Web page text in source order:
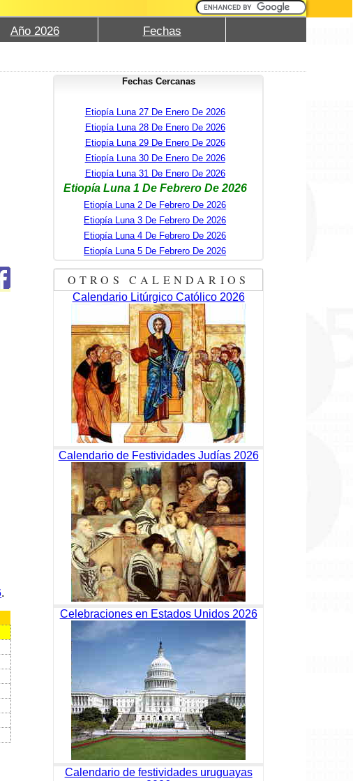
Año 2026 Fechas
.
Fechas Cercanas
Etiopía Luna 27 De Enero De 2026
Etiopía Luna 28 De Enero De 2026
Etiopía Luna 29 De Enero De 2026
Etiopía Luna 30 De Enero De 2026
Etiopía Luna 31 De Enero De 2026
Etiopía Luna 1 De Febrero De 2026
Etiopía Luna 2 De Febrero De 2026
Etiopía Luna 3 De Febrero De 2026
Etiopía Luna 4 De Febrero De 2026
Etiopía Luna 5 De Febrero De 2026
OTROS CALENDARIOS
Calendario Litúrgico Católico 2026
Calendario de Festividades Judías 2026
Celebraciones en Estados Unidos 2026
Calendario de festividades uruguayas